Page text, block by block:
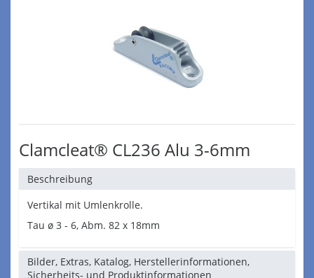
Clamcleat® CL236 Alu 3-6mm
Beschreibung
Vertikal mit Umlenkrolle.
Tau ø 3 - 6, Abm. 82 x 18mm
Bilder, Extras, Katalog, Herstellerinformationen,
Sicherheits- und Produktinformationen